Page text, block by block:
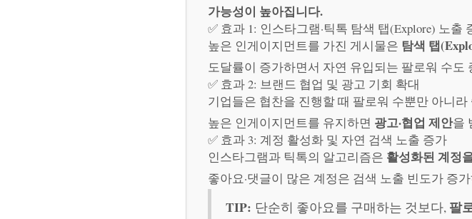
가능성이 높아집니다.
✅ 효과 1: 인스타그램·틱톡 탐색 탭(Explore) 노출
높은 인게이지먼트를 가진 게시물은 탐색 탭
도달률이 증가하면서 자연 유입되는 팔로워 수도
✅ 효과 2: 브랜드 협업 및 광고 기회 확대
기업들은 협찬을 진행할 때 팔로워 수뿐만 아니라
높은 인게이지먼트를 유지하면 광고·협업 제안을
✅ 효과 3: 계정 활성화 및 자연 검색 노출 증가
인스타그램과 틱톡의 알고리즘은 활성화된 계정
좋아요·댓글이 많은 계정은 검색 노출 빈도가 증
TIP: 단순히 좋아요를 구매하는 것보다, 팔